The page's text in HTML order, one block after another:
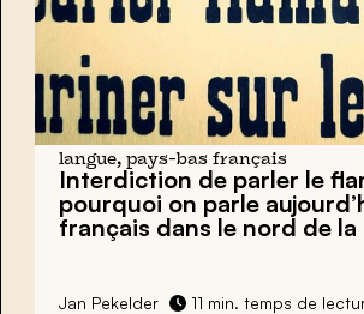
langue, pays-bas français
Interdiction de parler le
pourquoi on parle
français dans le nord de la
Jan Pekelder 11 min. temps de